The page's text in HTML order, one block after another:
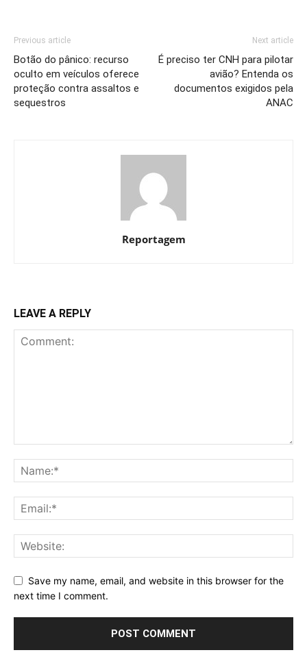
Previous article
Botão do pânico: recurso
oculto em veículos oferece
proteção contra assaltos e
sequestros
Next article
É preciso ter CNH para pilotar
avião? Entenda os
documentos exigidos pela
ANAC
Reportagem
LEAVE A REPLY
Save my name, email, and website in this browser for the
next time I comment.